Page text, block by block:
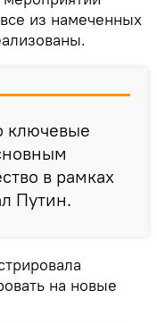
из намеченных
ключевые
в рамках
Путин.
на новые